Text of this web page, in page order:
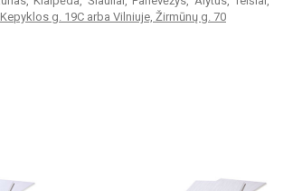
g. 1 9C arba Vilniuje, Žirmūnų g. 70